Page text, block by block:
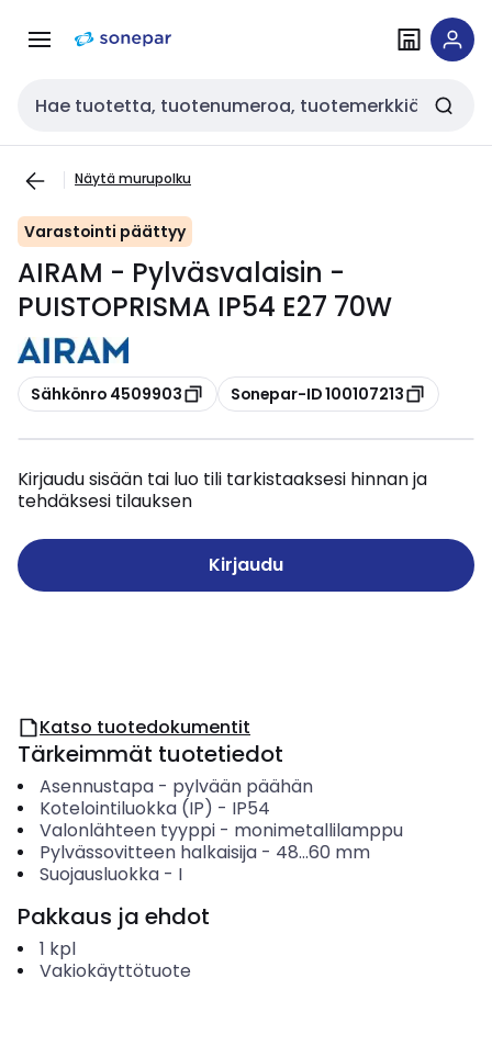
navigointiinsisältöön
Haku
Näytä murupolku
Varastointi päättyy
AIRAM - Pylväsvalaisin -
PUISTOPRISMA IP54 E27 70W
Kopioi
Sähkönro 4509903 Kopioi
Sonepar-ID 100107213
Kirjaudu sisään tai luo tili tarkistaaksesi hinnan ja
tehdäksesi tilauksen
Kirjaudu
Katso tuotedokumentit
Tärkeimmät tuotetiedot
Asennustapa- pylvään päähän
Kotelointiluokka (IP) - IP54
Valonlähteen tyyppi- monimetallilamppu
Pylvässovitteen halkaisija- 48...60 mm
Suojausluokka- I
Pakkaus ja ehdot
1 kpl
Vakiokäyttötuote